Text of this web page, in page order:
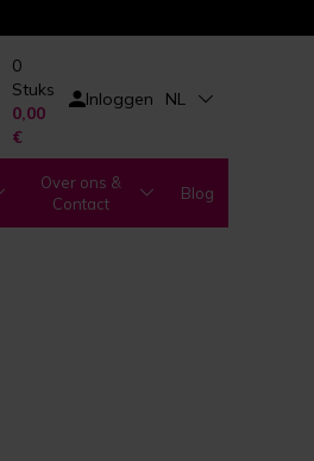
0
Stuks
0,00
€
Inloggen NL
Over ons &
Contact
Blog